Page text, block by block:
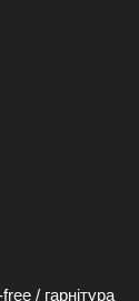
/ гарнітура